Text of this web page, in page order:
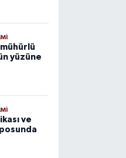
yüzüne
ve